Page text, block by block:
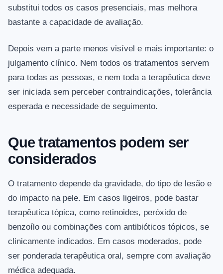
substitui todos os casos presenciais, mas melhora
bastante a capacidade de avaliação.
Depois vem a parte menos visível e mais importante: o
julgamento clínico. Nem todos os tratamentos servem
para todas as pessoas, e nem toda a terapêutica deve
ser iniciada sem perceber contraindicações, tolerância
esperada e necessidade de seguimento.
Que tratamentos podem ser
considerados
O tratamento depende da gravidade, do tipo de lesão e
do impacto na pele. Em casos ligeiros, pode bastar
terapêutica tópica, como retinoides, peróxido de
benzoílo ou combinações com antibióticos tópicos, se
clinicamente indicados. Em casos moderados, pode
ser ponderada terapêutica oral, sempre com avaliação
médica adequada.